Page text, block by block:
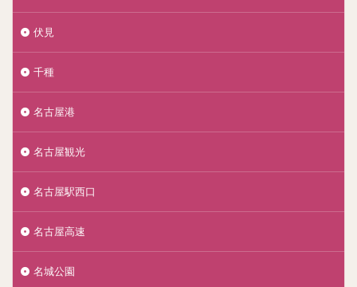
伏見
千種
名古屋港
名古屋観光
名古屋駅西口
名古屋高速
名城公園